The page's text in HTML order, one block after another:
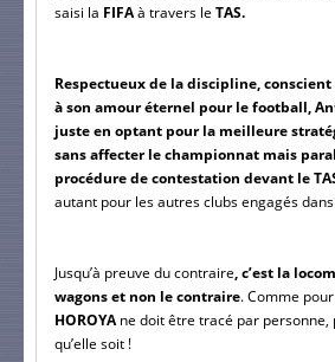
saisi la FIFA à travers le TAS.
Respectueux de la discipline,
à son amour éternel pour le football,
juste en optant pour la meilleure
sans affecter le championnat mais
procédure de contestation devant le
autant pour les autres clubs engagés
Jusqu’à preuve du contraire, c’est la
wagons et non le contraire
HOROYA ne doit être tracé par personne,
qu’elle soit !